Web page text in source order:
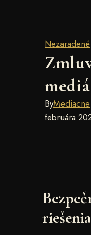
Nezaradené
ByMediacne
februára